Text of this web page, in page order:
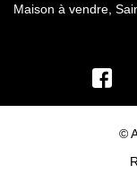
Maison à vendre,
©